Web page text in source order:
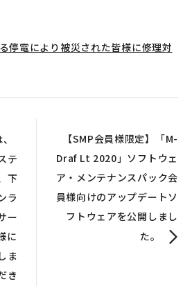
停電により被災された皆様に修理対
テ
下
ラ
ー
に
ま
き
【SMP会員様限定】「M-
Draf Lt 2020」ソフトウェ
ア・メンテナンスパック会
員様向けのアップデートソ
フトウェアを公開しまし
た。